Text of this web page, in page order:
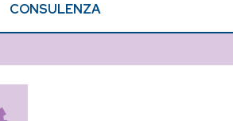
CONSULENZA